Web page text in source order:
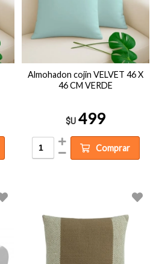
Almohadon cojin VELVET 46 X
46 CM VERDE
$U 499
Comprar